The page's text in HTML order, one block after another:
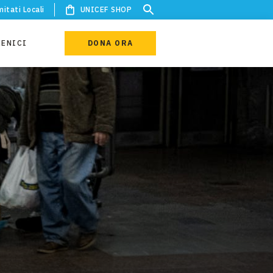
Locali UNICEF SHOP
DONA ORA